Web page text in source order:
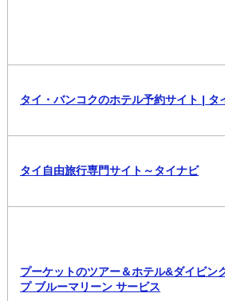
タイ・バンコクのホテル予約サイト | タ
タイ自由旅行専門サイト～タイナビ
プーケットのツアー＆ホテル&ダイビン
プ ブルーマリーン サービス